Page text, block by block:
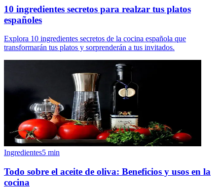
10 ingredientes secretos para realzar tus platos
españoles
Explora 10 ingredientes secretos de la cocina española que
transformarán tus platos y sorprenderán a tus invitados.
Ingredientes5 min
Todo sobre el aceite de oliva: Beneficios y usos en la
cocina